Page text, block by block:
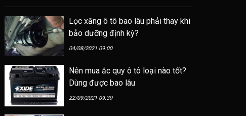
Lọc xăng ô tô bao lâu phải thay khi
bảo dưỡng định kỳ?
04/08/2021 09:00
Nên mua ắc quy ô tô loại nào tốt?
Dùng được bao lâu
22/09/2021 09:39